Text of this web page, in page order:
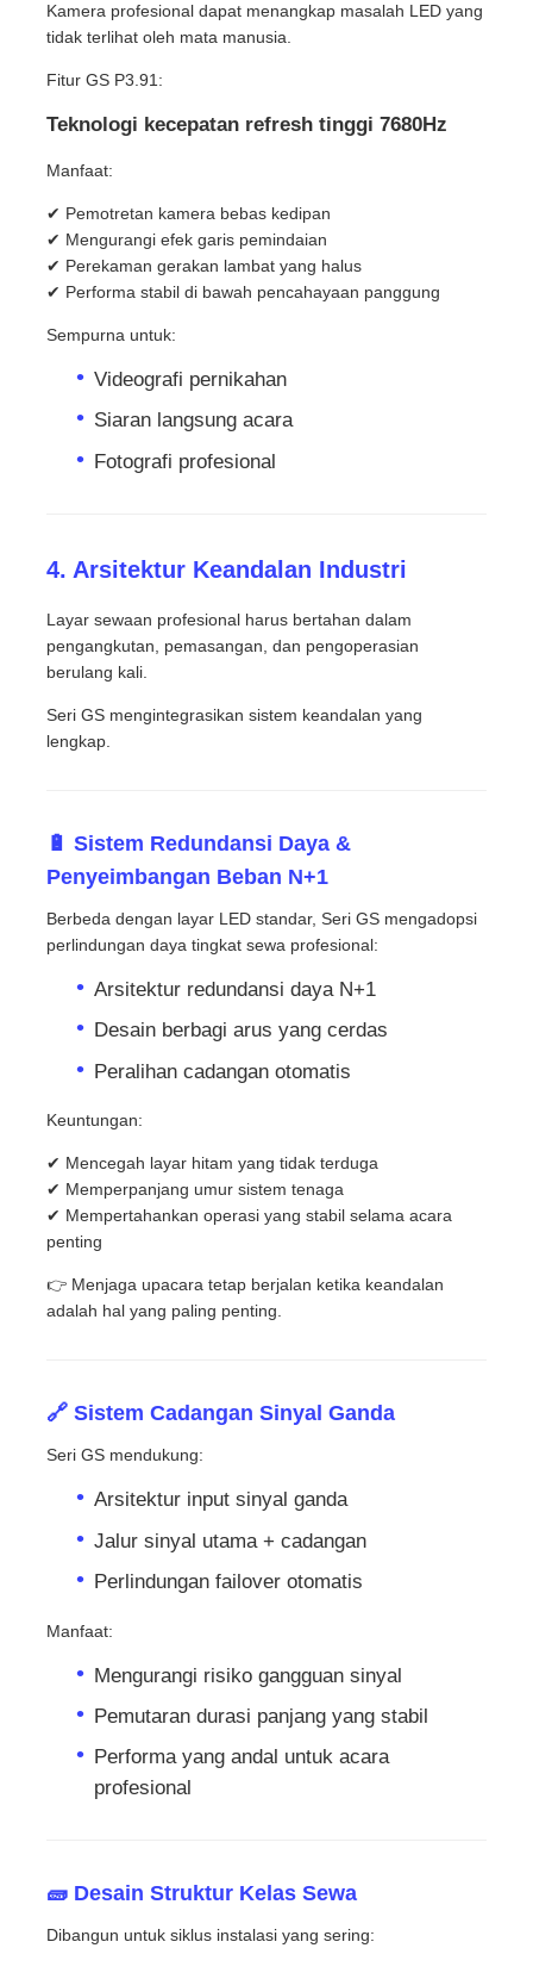
Kamera profesional dapat menangkap masalah LED yang
tidak terlihat oleh mata manusia.
Fitur GS P3.91:
Teknologi kecepatan refresh tinggi 7680Hz
Manfaat:
✔ Pemotretan kamera bebas kedipan
✔ Mengurangi efek garis pemindaian
✔ Perekaman gerakan lambat yang halus
✔ Performa stabil di bawah pencahayaan panggung
Sempurna untuk:
Videografi pernikahan
Siaran langsung acara
Fotografi profesional
4. Arsitektur Keandalan Industri
Layar sewaan profesional harus bertahan dalam
pengangkutan, pemasangan, dan pengoperasian
berulang kali.
Seri GS mengintegrasikan sistem keandalan yang
lengkap.
🔋 Sistem Redundansi Daya &
Penyeimbangan Beban N+1
Berbeda dengan layar LED standar, Seri GS mengadopsi
perlindungan daya tingkat sewa profesional:
Arsitektur redundansi daya N+1
Desain berbagi arus yang cerdas
Peralihan cadangan otomatis
Keuntungan:
✔ Mencegah layar hitam yang tidak terduga
✔ Memperpanjang umur sistem tenaga
✔ Mempertahankan operasi yang stabil selama acara
penting
👉 Menjaga upacara tetap berjalan ketika keandalan
adalah hal yang paling penting.
🔗 Sistem Cadangan Sinyal Ganda
Seri GS mendukung:
Arsitektur input sinyal ganda
Jalur sinyal utama + cadangan
Perlindungan failover otomatis
Manfaat:
Mengurangi risiko gangguan sinyal
Pemutaran durasi panjang yang stabil
Performa yang andal untuk acara
profesional
🧱 Desain Struktur Kelas Sewa
Dibangun untuk siklus instalasi yang sering: